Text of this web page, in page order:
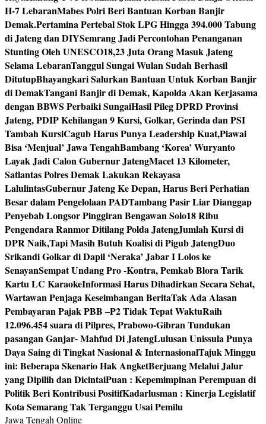
H-7 LebaranMabes Polri Beri Bantuan Korban Banjir
Demak.Pertamina Pertebal Stok LPG Hingga 394.000 Tabung
di Jateng dan DIYSemrang Jadi Percontohan Penanganan
Stunting Oleh UNESCO18,23 Juta Orang Masuk Jateng
Selama LebaranTanggul Sungai Wulan Sudah Berhasil
DitutupBhayangkari Salurkan Bantuan Untuk Korban Banjir
di DemakTangani Banjir di Demak, Kapolda Akan Kerjasama
dengan BBWS Perbaiki SungaiHasil Pileg DPRD Provinsi
Jateng, PDIP Kehilangan 9 Kursi, Golkar, Gerinda dan PSI
Tambah KursiCagub Harus Punya Leadership Kuat,Piawai
Bisa ‘Menjual’ Jawa TengahBambang ‘Korea’ Wuryanto
Layak Jadi Calon Gubernur JatengMacet 13 Kilometer,
Satlantas Polres Demak Lakukan Rekayasa
LalulintasGubernur Jateng Ke Depan, Harus Beri Perhatian
Besar dalam Pengelolaan PADTambang Pasir Liar Dianggap
Penyebab Longsor Pinggiran Bengawan Solo18 Ribu
Pengendara Ranmor Ditilang Polda JatengJumlah Kursi di
DPR Naik,Tapi Masih Butuh Koalisi di Pigub JatengDuo
Srikandi Golkar di Dapil ‘Neraka’ Jabar I Lolos ke
SenayanSempat Undang Pro -Kontra, Pemkab Blora Tarik
Kartu LC KaraokeInformasi Harus Dihadirkan Secara Sehat,
Wartawan Penjaga Keseimbangan BeritaTak Ada Alasan
Pembayaran Pajak PBB –P2 Tidak Tepat WaktuRaih
12.096.454 suara di Pilpres, Prabowo-Gibran Tundukan
pasangan Ganjar- Mahfud Di JatengLulusan Unissula Punya
Daya Saing di Tingkat Nasional & InternasionalTajuk Minggu
ini: Beberapa Skenario Hak AngketBerjuang Melalui Jalur
yang Dipilih dan DicintaiPuan : Kepemimpinan Perempuan di
Politik Beri Kontribusi PositifKadarlusman : Kinerja Legislatif
Kota Semarang Tak Terganggu Usai Pemilu
Jawa Tengah Online